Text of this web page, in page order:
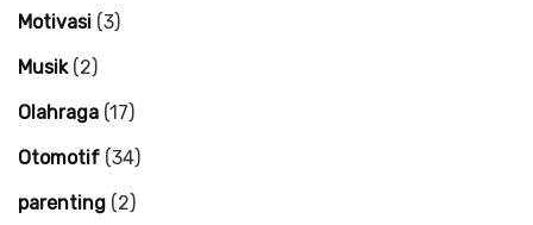
Motivasi (3)
Musik(2)
Olahraga (17)
Otomotif (34)
parenting (2)